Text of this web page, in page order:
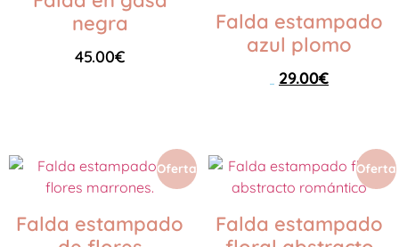
negra
45.00€
Falda estampado
azul plomo
29.00€
Oferta
Falda estampado
Oferta
Falda estampado